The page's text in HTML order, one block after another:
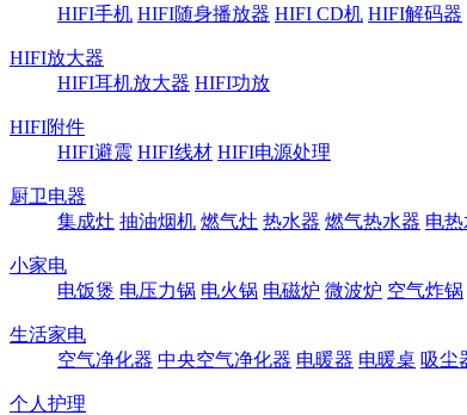
HIFI手机 HIFI随身播放器 HIFI CD机 HIFI解码器
HIFI放大器
HIFI耳机放大器 HIFI功放
HIFI附件
HIFI避震 HIFI线材 HIFI电源处理
厨卫电器
集成灶 抽油烟机 燃气灶 热水器 燃气热水器 电
小家电
电饭煲 电压力锅 电火锅 电磁炉 微波炉 空气炸锅
生活家电
空气净化器 中央空气净化器 电暖器 电暖桌 吸尘
个人护理